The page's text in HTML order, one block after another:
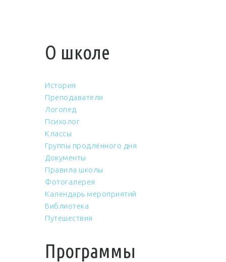
О школе
История
Преподаватели
Логопед
Психолог
Классы
Группы продлённого дня
Документы
Правила школы
Фотогалерея
Календарь мероприятий
Библиотека
Путешествия
Программы